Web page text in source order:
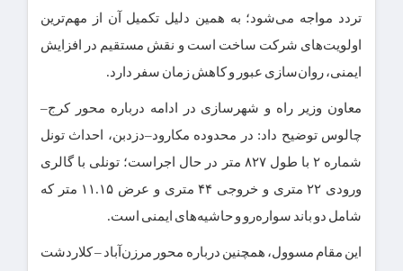
تردد مواجه می‌شود؛ به همین دلیل تکمیل آن از مهم‌ترین
اولویت‌های شرکت ساخت است و نقش مستقیم در افزایش
ایمنی، روان‌سازی عبور و کاهش زمان سفر دارد.
معاون وزیر راه و شهرسازی در ادامه درباره محور کرج–
چالوس توضیح داد: در محدوده مکارود–دزدبن، احداث تونل
شماره ۲ با طول ۸۲۷ متر در حال اجراست؛ تونلی با گالری
ورودی ۲۲ متری و خروجی ۴۴ متری و عرض ۱۱.۱۵ متر که
شامل دو باند سواره‌رو و حاشیه‌های ایمنی است.
این مقام مسوول، همچنین درباره محور مرزن‌آباد – کلاردشت